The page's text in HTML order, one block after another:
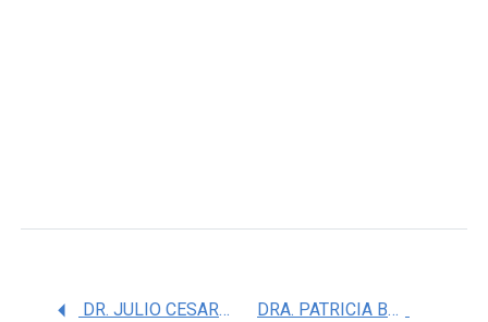
DR. JULIO CESAR CARRERO SANCHEZ DRA. PATRICIA BELEM MORAN SILVA